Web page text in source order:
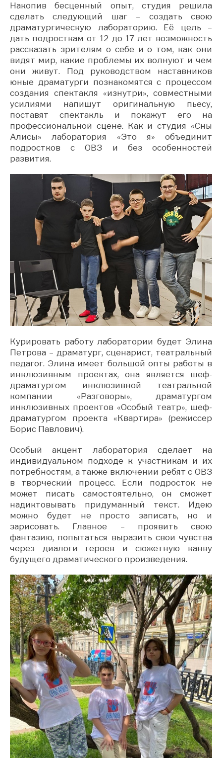
Накопив бесценный опыт, студия решила
сделать следующий шаг – создать свою
драматургическую лабораторию. Её цель –
дать подросткам от 12 до 17 лет возможность
рассказать зрителям о себе и о том, как они
видят мир, какие проблемы их волнуют и чем
они живут. Под руководством наставников
юные драматурги познакомятся с процессом
создания спектакля «изнутри», совместными
усилиями напишут оригинальную пьесу,
поставят спектакль и покажут его на
профессиональной сцене. Как и студия «Сны
Алисы» лаборатория «Это я» объединит
подростков с ОВЗ и без особенностей
развития.
Курировать работу лаборатории будет Элина
Петрова – драматург, сценарист, театральный
педагог. Элина имеет большой опты работы в
инклюзивным проектах, она является шеф-
драматургом инклюзивной театральной
компании «Разговоры», драматургом
инклюзивных проектов «Особый театр», шеф-
драматургом проекта «Квартира» (режиссер
Борис Павлович).
Особый акцент лаборатория сделает на
индивидуальном подходе к участникам и их
потребностям, а также включении ребят с ОВЗ
в творческий процесс. Если подросток не
может писать самостоятельно, он сможет
надиктовывать придуманный текст. Идею
можно будет не просто записать, но и
зарисовать. Главное – проявить свою
фантазию, попытаться выразить свои чувства
через диалоги героев и сюжетную канву
будущего драматического произведения.